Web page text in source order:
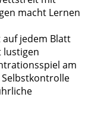
macht Lernen
jedem Blatt
lustigen
am
Selbstkontrolle